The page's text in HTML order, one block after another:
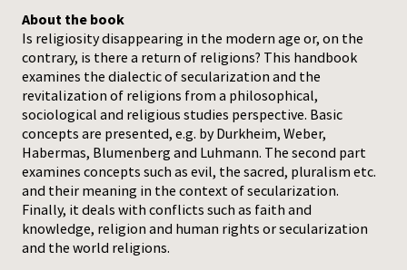
Research
Events
Publications
Media
Press
About the book
Is religiosity disappearing in the modern age or, on the
contrary, is there a return of religions? This handbook
examines the dialectic of secularization and the
revitalization of religions from a philosophical,
sociological and religious studies perspective. Basic
concepts are presented, e.g. by Durkheim, Weber,
Habermas, Blumenberg and Luhmann. The second part
examines concepts such as evil, the sacred, pluralism etc.
and their meaning in the context of secularization.
Finally, it deals with conflicts such as faith and
knowledge, religion and human rights or secularization
and the world religions.